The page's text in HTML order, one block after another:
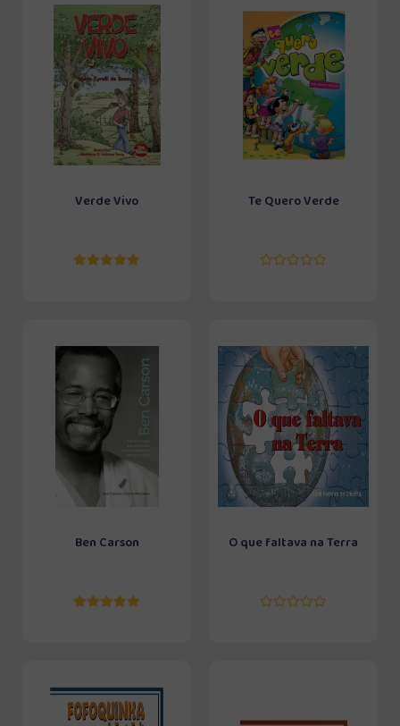
Verde Vivo Te Quero Verde
Ben Carson O que faltava na Terra